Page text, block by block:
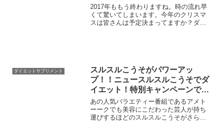
か？始めは送料の負担のみ
2017年ももう終わりますね。時の流れ早
くて驚いてしまいます。今年のクリスマ
スは皆さんは予定決まってますか？ダイ
ダイエットサプリメント
スルスルこうそがパワーアッ
プ！！ニュースルスルこうそでダ
イエット！特別キャンペーンで最
安値で初回の実質負担額は４９０
円で申込できます！
あの人気バラエティー番組であるアメト
ーークでも美容にこだわった芸人が持ち
運びするほどのスルスルこうそがさらに